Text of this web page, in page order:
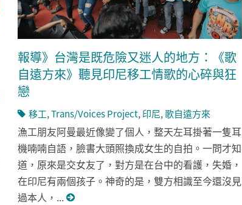
報導》台灣是既危險又迷人的地方：《歌
自遠方來》聽見印尼移工情歌的心碎與狂
戀
移工,Trans/Voices Project, 印尼,歌自遠方來
漁工朋友阿曼最近像變了個人，整天左耳掛著一隻耳
機喃喃自語，臉書大頭照換成女生的自拍。一問才知
道，原來是交女友了，對方是在台中的看護，失婚，
在印尼有兩個孩子。神奇的是，雙方相識至今還沒見
過本人，...